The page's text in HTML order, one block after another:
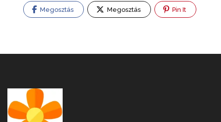
Megosztás Megosztás Pin It